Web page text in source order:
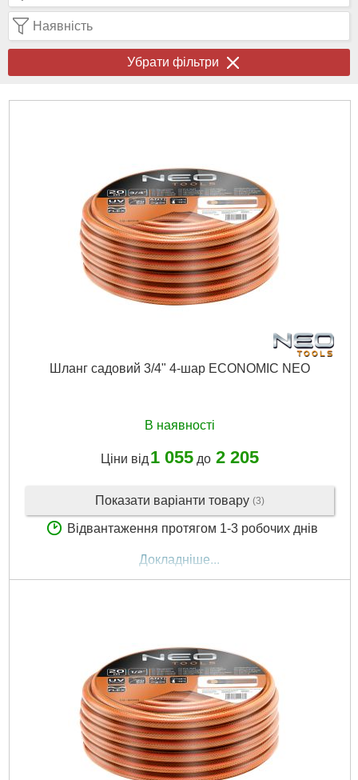
Наявність
Убрати фільтри
Шланг садовий 3/4" 4-шар ECONOMIC NEO
В наявності
Ціни від 1 055до 2 205
Показати варіанти товару (3)
Відвантаження протягом 1-3 робочих днів
Докладніше...